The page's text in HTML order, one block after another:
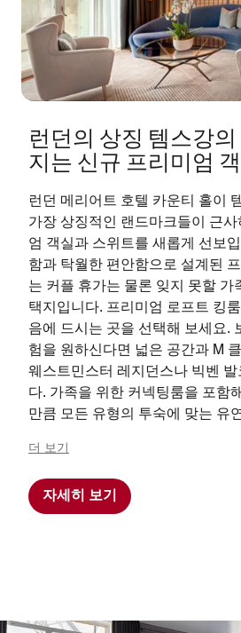
런던의 상징 템스강
지는 신규 프리미엄
런던 메리어트 호텔 카운티 홀이
가장 상징적인 랜드마크들이 근
엄 객실과 스위트를 새롭게 선보
함과 탁월한 편안함으로 설계된
는 커플 휴가는 물론 잊지 못할 가
택지입니다. 프리미엄 로프트 킹
음에 드시는 곳을 선택해 보세요.
험을 원하신다면 넓은 공간과 M
웨스트민스터 레지던스나 빅벤
다. 가족을 위한 커넥팅룸을 포함
만큼 모든 유형의 투숙에 맞는 유
최고 명소들이 모여 있는 중심부
이는 프리미엄 객실과 스위트에서
지 못할 여정을 경험해 보세요.
더 보기
자세히 보기